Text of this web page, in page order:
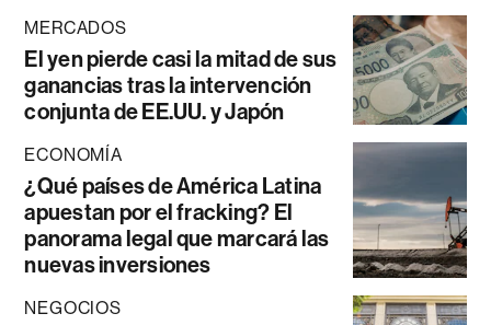
MERCADOS
El yen pierde casi la mitad de sus
ganancias tras la intervención
conjunta de EE.UU. y Japón
ECONOMÍA
¿Qué países de América Latina
apuestan por el fracking? El
panorama legal que marcará las
nuevas inversiones
NEGOCIOS